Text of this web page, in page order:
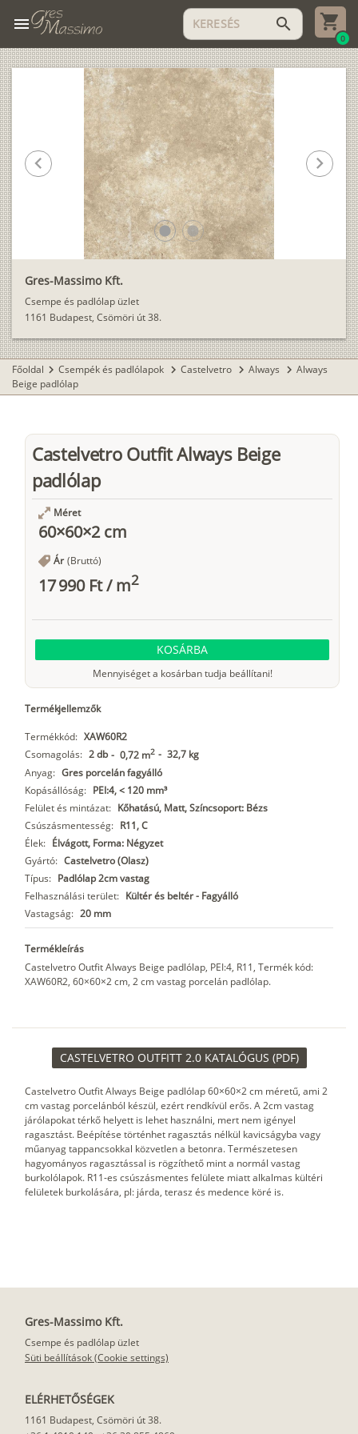
menu search
0
Gres-Massimo Kft.
Csempe és padlólap üzlet
1161 Budapest, Csömöri út 38.
lens lens
chevron_left chevron_right
Főoldal chevron_right Csempék és padlólapok chevron_right Castelvetro chevron_right Always chevron_right Always
Beige padlólap
Castelvetro Outfit Always Beige
padlólap
Méret
60×60×2 cm
Ár (Bruttó)
17 990 Ft/m2
KOSÁRBA
Mennyiséget a kosárban tudja beállítani!
Termékjellemzők
Termékkód: XAW60R2
Csomagolás: 2 db - 0,72 m2 - 32,7 kg
Anyag: Gres porcelán fagyálló
Kopásállóság: PEI:4, < 120 mm³
Felület és mintázat: Kőhatású, Matt, Színcsoport: Bézs
Csúszásmentesség: R11, C
Élek: Élvágott, Forma: Négyzet
Gyártó: Castelvetro (Olasz)
Típus: Padlólap 2cm vastag
Felhasználási terület: Kültér és beltér - Fagyálló
Vastagság: 20 mm
Termékleírás
Castelvetro Outfit Always Beige padlólap, PEI:4, R11, Termék kód:
XAW60R2, 60×60×2 cm, 2 cm vastag porcelán padlólap.
CASTELVETRO OUTFITT 2.0 KATALÓGUS (PDF)
Castelvetro Outfit Always Beige padlólap 60×60×2 cm méretű, ami 2
cm vastag porcelánból készül, ezért rendkívül erős. A 2cm vastag
járólapokat térkő helyett is lehet használni, mert nem igényel
ragasztást. Beépítése történhet ragasztás nélkül kavicságyba vagy
műanyag tappancsokkal közvetlen a betonra. Természetesen
hagyományos ragasztással is rögzíthető mint a normál vastag
burkolólapok. R11-es csúszásmentes felülete miatt alkalmas kültéri
felületek burkolására, pl: járda, terasz és medence köré is.
Gres-Massimo Kft.
Csempe és padlólap üzlet
Süti beállítások (Cookie settings)
ELÉRHETŐSÉGEK
1161 Budapest, Csömöri út 38.